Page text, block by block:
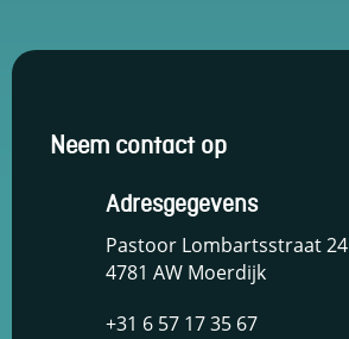
Adresgegevens
Pastoor Lombartsstraat 24
4781 AW Moerdijk
+31 6 57 17 35 67